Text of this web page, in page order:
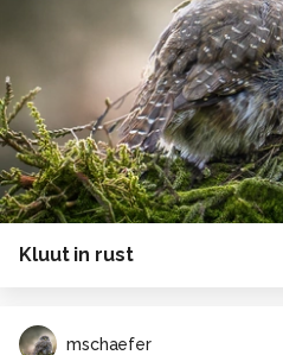
Kluut in rust
mschaefer